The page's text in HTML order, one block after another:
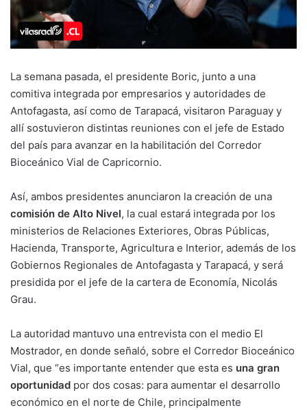
La semana pasada, el presidente Boric, junto a una
comitiva integrada por empresarios y autoridades de
Antofagasta, así como de Tarapacá, visitaron Paraguay y
allí sostuvieron distintas reuniones con el jefe de Estado
del país para avanzar en la habilitación del Corredor
Bioceánico Vial de Capricornio.
Así, ambos presidentes anunciaron la creación de una
comisión de Alto Nivel, la cual estará integrada por los
ministerios de Relaciones Exteriores, Obras Públicas,
Hacienda, Transporte, Agricultura e Interior, además de los
Gobiernos Regionales de Antofagasta y Tarapacá, y será
presidida por el jefe de la cartera de Economía, Nicolás
Grau.
La autoridad mantuvo una entrevista con el medio El
Mostrador, en donde señaló, sobre el Corredor Bioceánico
Vial, que “es importante entender que esta es una gran
oportunidad por dos cosas: para aumentar el desarrollo
económico en el norte de Chile, principalmente